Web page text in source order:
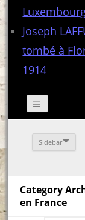
Joseph
tombé à
1914
Sidebar
Category
en France